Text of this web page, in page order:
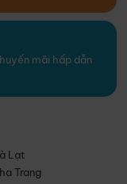
mãi hấp dẫn
Lạt
Trang